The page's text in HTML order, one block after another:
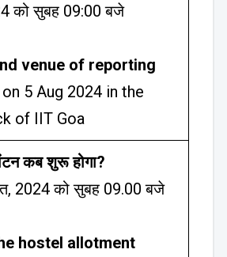
को सुबह 09:00 बजे
venue of reporting
5 Aug 2024 in the
of IIT Goa
कब शुरू होगा?
2024 को सुबह 09.00 बजे
hostel allotment